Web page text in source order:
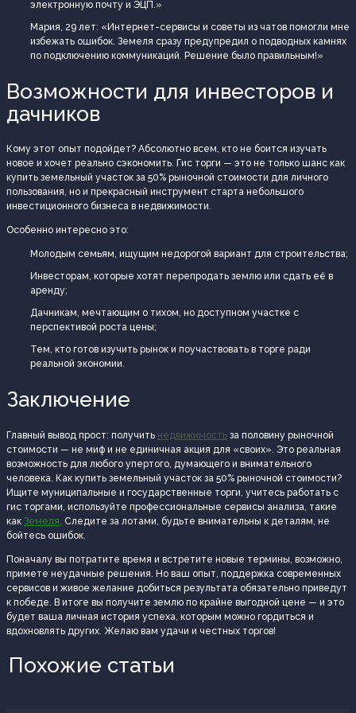
электронную почту и ЭЦП.»
Мария, 29 лет: «Интернет-сервисы и советы из чатов помогли мне
избежать ошибок. Земеля сразу предупредил о подводных камнях
по подключению коммуникаций. Решение было правильным!»
Возможности для инвесторов и
дачников
Кому этот опыт подойдет? Абсолютно всем, кто не боится изучать
новое и хочет реально сэкономить. Гис торги — это не только шанс как
купить земельный участок за 50% рыночной стоимости для личного
пользования, но и прекрасный инструмент старта небольшого
инвестиционного бизнеса в недвижимости.
Особенно интересно это:
Молодым семьям, ищущим недорогой вариант для строительства;
Инвесторам, которые хотят перепродать землю или сдать её в
аренду;
Дачникам, мечтающим о тихом, но доступном участке с
перспективой роста цены;
Тем, кто готов изучить рынок и поучаствовать в торге ради
реальной экономии.
Заключение
Главный вывод прост: получить недвижимость за половину рыночной
стоимости — не миф и не единичная акция для «своих». Это реальная
возможность для любого упертого, думающего и внимательного
человека. Как купить земельный участок за 50% рыночной стоимости?
Ищите муниципальные и государственные торги, учитесь работать с
гис торгами, используйте профессиональные сервисы анализа, такие
как Земеля . Следите за лотами, будьте внимательны к деталям, не
бойтесь ошибок.
Поначалу вы потратите время и встретите новые термины, возможно,
примете неудачные решения. Но ваш опыт, поддержка современных
сервисов и живое желание добиться результата обязательно приведут
к победе. В итоге вы получите землю по крайне выгодной цене — и это
будет ваша личная история успеха, которым можно гордиться и
вдохновлять других. Желаю вам удачи и честных торгов!
Похожие статьи